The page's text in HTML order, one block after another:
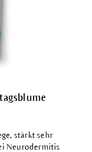
stärkt sehr
Neurodermitis